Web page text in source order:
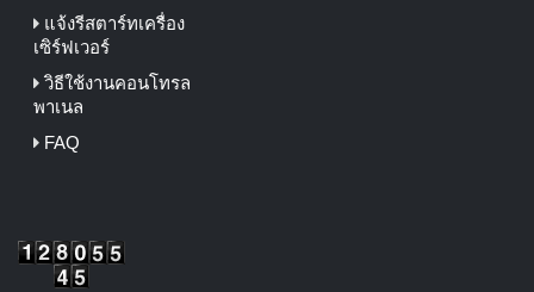
แจ้งรีสตาร์ทเครื่อง
เซิร์ฟเวอร์
วิธีใช้งานคอนโทรล
พาเนล
FAQ